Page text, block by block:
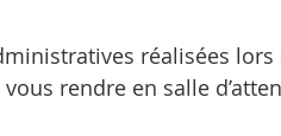
réalisées lors
rendre en salle